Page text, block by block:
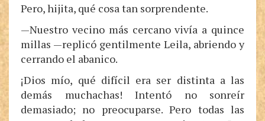
Pero, hijita, qué cosa tan sorprendente.
—Nuestro vecino más cercano vivía a quince
millas —replicó gentilmente Leila, abriendo y
cerrando el abanico.
¡Dios mío, qué difícil era ser distinta a las
demás muchachas! Intentó no sonreír
demasiado; no preocuparse. Pero todas las